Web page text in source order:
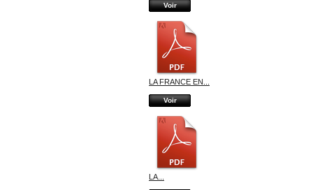
Voir
LA FRANCE EN...
Voir
LA...